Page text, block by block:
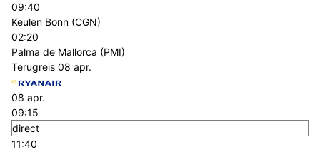
09:40
Keulen Bonn (CGN)
02:20
Palma de Mallorca (PMI)
Terugreis 08 apr.
08 apr.
09:15
direct
11:40